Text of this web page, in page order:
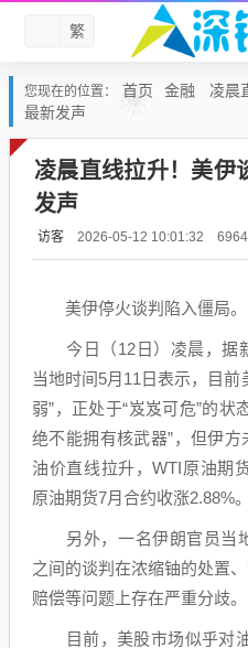
繁
您现在的位置： 首页 金融
凌晨
最新发声
凌晨直线拉升！美伊
发声
访客 2026-05-12 10:01:32
美伊停火谈判陷入僵局。
今日（12日）凌晨，据
当地时间5月11日表示，目
弱”，正处于“岌岌可危”的状
绝不能拥有核武器”，但伊
油价直线拉升，WTI原油期
原油期货7月合约收涨2.88%。
另外，一名伊朗官员当
之间的谈判在浓缩铀的处置
赔偿等问题上存在严重分歧。
目前，美股市场似乎对油